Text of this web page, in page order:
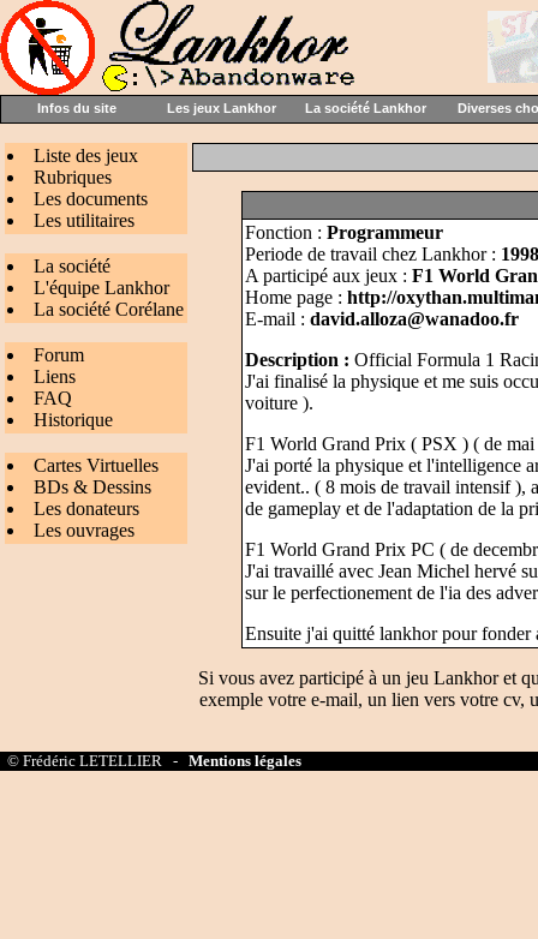
Infos du site Les jeux Lankhor La société Lankhor Diverses
Liste des jeux
Rubriques
Les documents
Les utilitaires
La société
L'équipe Lankhor
La société Corélane
Forum
Liens
FAQ
Historique
Cartes Virtuelles
BDs & Dessins
Les donateurs
Les ouvrages
Fonction : Programmeur
Periode de travail chez Lankhor :
A participé aux jeux : F1 World
Home page : http://
E-mail : david.alloza@wanadoo.fr
Description : Official Formula 1
J'ai finalisé la physique et me suis
voiture ).
F1 World Grand Prix ( PSX ) ( de mai
J'ai porté la physique et l'intelligence
evident.. ( 8 mois de travail intensif ),
de gameplay et de l'adaptation de la
F1 World Grand Prix PC ( de
J'ai travaillé avec Jean Michel hervé
sur le perfectionement de l'ia des
Ensuite j'ai quitté lankhor pour
Si vous avez participé à un jeu Lankhor et
exemple votre e-mail, un lien vers votre cv,
© Frédéric LETELLIER - Mentions légales